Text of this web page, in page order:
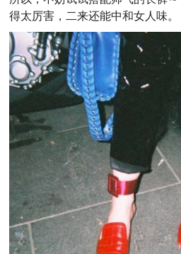
得太厉害，二来还能中和女人味。